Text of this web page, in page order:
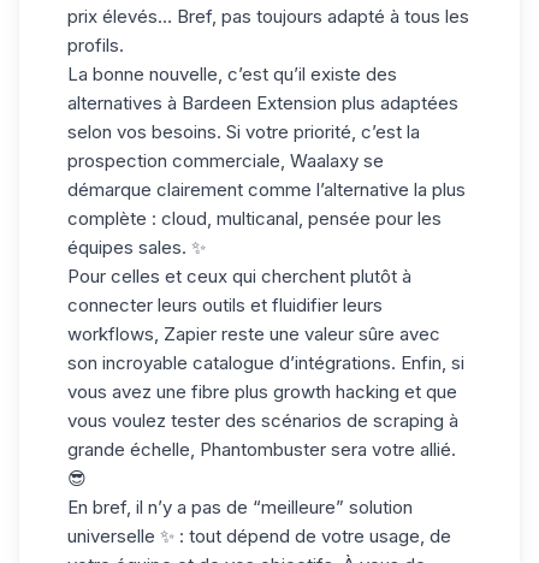
prix élevés… Bref, pas toujours adapté à tous les
profils.
La bonne nouvelle, c’est qu’il existe des
alternatives à Bardeen Extension plus adaptées
selon vos besoins. Si votre priorité, c’est la
prospection commerciale , Waalaxy se
démarque clairement comme l’alternative la plus
complète : cloud, multicanal, pensée pour les
équipes sales. ✨
Pour celles et ceux qui cherchent plutôt à
connecter leurs outils et fluidifier leurs
workflows , Zapier reste une valeur sûre avec
son incroyable catalogue d’intégrations. Enfin, si
vous avez une fibre plus growth hacking et que
vous voulez tester des scénarios de scraping à
grande échelle, Phantombuster sera votre allié.
😎
En bref, il n’y a pas de “meilleure” solution
universelle ✨ : tout dépend de votre usage, de